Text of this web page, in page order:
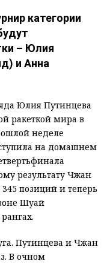
категории
– Юлия
и Анна
Юлия Путинцева
ракеткой мира в
неделе
на домашнем
результату Чжан
позиций и теперь
Шуай
Путинцева и Чжан
В очном